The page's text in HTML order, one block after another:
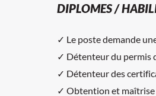
DIPLOMES /
✓ Le poste demande
✓ Détenteur du permis
✓ Détenteur des
✓ Obtention et